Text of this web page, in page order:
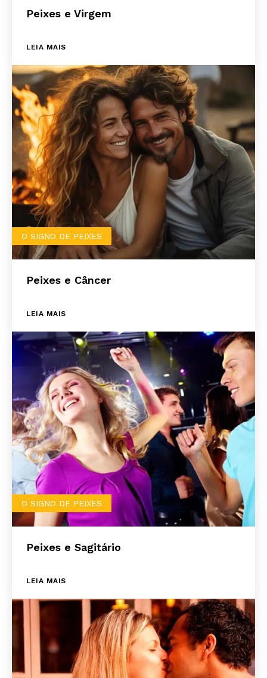
Peixes e Virgem
LEIA MAIS
O SIGNO DE PEIXES
Peixes e Câncer
LEIA MAIS
O SIGNO DE PEIXES
Peixes e Sagitário
LEIA MAIS